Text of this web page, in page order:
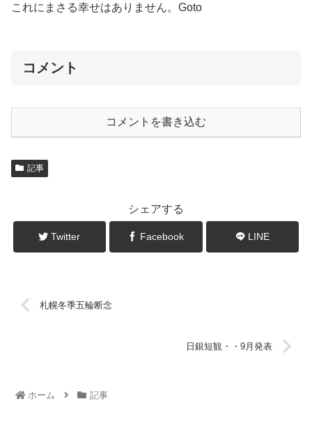
これにまさる幸せはありません。Goto
コメント
コメントを書き込む
記事
シェアする
Twitter Facebook LINE
札幌冬季五輪断念
日銀短観・・9月発表
ホーム 記事